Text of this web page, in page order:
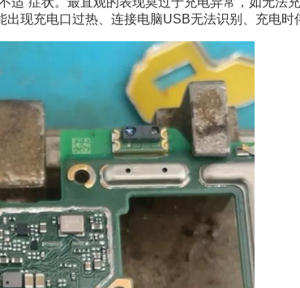
现充电口过热、连接电脑USB无法识别、充电